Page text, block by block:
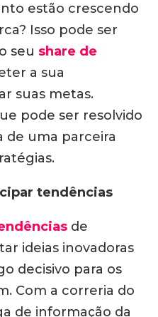
estão crescendo
Isso pode ser
seu share de
a sua
suas metas.
pode ser resolvido
de uma parceira
tendências
de
ideias inovadoras
decisivo para os
Com a correria do
de informação da